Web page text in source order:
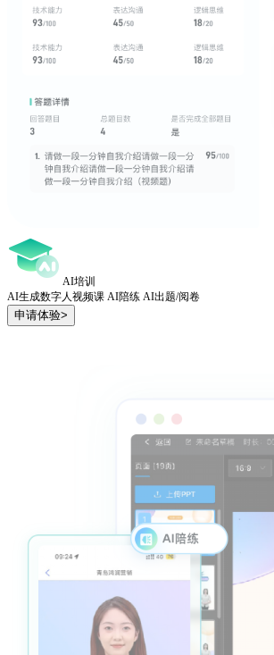
AI培训
AI生成数字人视频课 AI陪练 AI出题/阅卷
申请体验>